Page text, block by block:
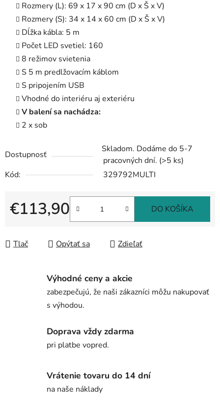
Rozmery (L): 69 x 17 x 90 cm (D x Š x V)
Rozmery (S): 34 x 14 x 60 cm (D x Š x V)
Dĺžka kábla: 5 m
Počet LED svetiel: 160
8 režimov svietenia
S 5 m predlžovacím káblom
S pripojením USB
Vhodné do interiéru aj exteriéru
V balení sa nachádza:
2 x sob
Dostupnosť
Skladom. Dodáme do 5-7
pracovných dní. (>5 ks)
Kód:
329792MULTI
€113,90 DO KOŠÍKA
Tlač Opýtať sa Zdieľať
Výhodné ceny a akcie
zabezpečujú, že naši zákazníci môžu nakupovať
s výhodou.
Doprava vždy zdarma
pri platbe vopred.
Vrátenie tovaru do 14 dní
na naše náklady